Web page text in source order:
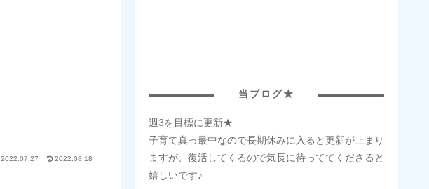
2022.07.27 2022.08.18
当ブログ★
週3を目標に更新★
子育て真っ最中なので長期休みに入ると更新が止まり
ますが、復活してくるので気長に待っててくださると
嬉しいです♪